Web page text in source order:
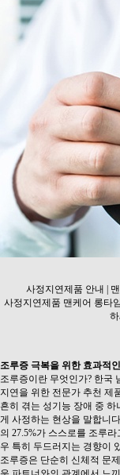
사정지연제품 안내 |
사정지연제품 맨케어 롱타
조루증 극복을 위한 효과적
조루증이란 무엇인가? 한국
지연을 위한 전문가 추천 제
흔히 겪는 성기능 장애 중
게 사정하는 현상을 말합니
의 27.5%가 스스로를 조루
우 특히 두드러지는 경향이
조루증은 단순히 신체적 문